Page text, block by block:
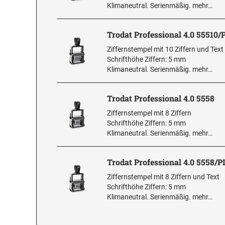
Klimaneutral. Serienmäßig. mehr…
Trodat Professional 4.0 55510/
Ziffernstempel mit 10 Ziffern und Text
Schrifthöhe Ziffern: 5 mm
Klimaneutral. Serienmäßig. mehr…
Trodat Professional 4.0 5558
Ziffernstempel mit 8 Ziffern
Schrifthöhe Ziffern: 5 mm
Klimaneutral. Serienmäßig. mehr…
Trodat Professional 4.0 5558/
Ziffernstempel mit 8 Ziffern und Text
Schrifthöhe Ziffern: 5 mm
Klimaneutral. Serienmäßig. mehr…